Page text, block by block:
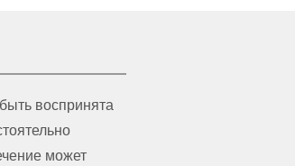
воспринята
может